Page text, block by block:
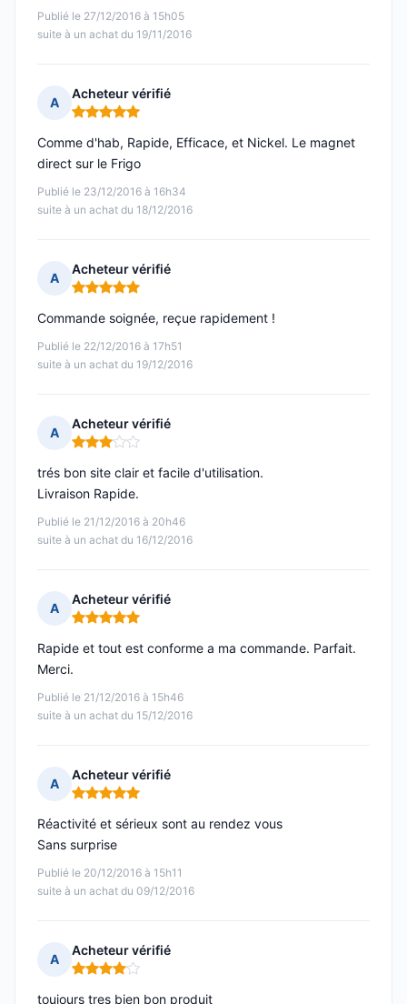
Publié le 27/12/2016 à 15h05
suite à un achat du 19/11/2016
A
Acheteur vérifié
Note : 5 sur 5
Publié le 23/12/2016 à 16h34
suite à un achat du 18/12/2016
Comme d'hab, Rapide, Efficace, et Nickel. Le magnet
direct sur le Frigo
A
Acheteur vérifié
Note : 5 sur 5
Publié le 22/12/2016 à 17h51
suite à un achat du 19/12/2016
Commande soignée, reçue rapidement !
A
Acheteur vérifié
Note : 3 sur 5
Publié le 21/12/2016 à 20h46
suite à un achat du 16/12/2016
trés bon site clair et facile d'utilisation.
Livraison Rapide.
A
Acheteur vérifié
Note : 5 sur 5
Publié le 21/12/2016 à 15h46
suite à un achat du 15/12/2016
Rapide et tout est conforme a ma commande. Parfait.
Merci.
A
Acheteur vérifié
Note : 5 sur 5
Publié le 20/12/2016 à 15h11
suite à un achat du 09/12/2016
Réactivité et sérieux sont au rendez vous
Sans surprise
A
Acheteur vérifié
Note : 4 sur 5
toujours tres bien bon produit